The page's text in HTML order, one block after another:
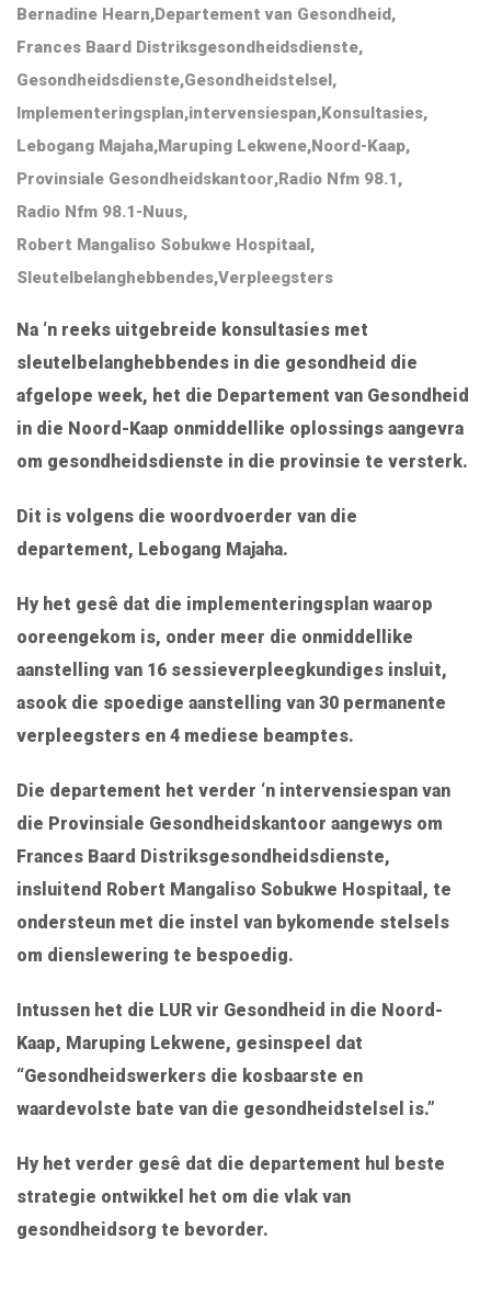
Bernadine Hearn,Departement van Gesondheid,
Frances Baard Distriksgesondheidsdienste,
Gesondheidsdienste,Gesondheidstelsel,
Implementeringsplan,intervensiespan,Konsultasies,
Lebogang Majaha,Maruping Lekwene,Noord-Kaap,
Provinsiale Gesondheidskantoor,Radio Nfm 98.1,
Radio Nfm 98.1-Nuus,
Robert Mangaliso Sobukwe Hospitaal,
Sleutelbelanghebbendes,Verpleegsters
Na ‘n reeks uitgebreide konsultasies met
sleutelbelanghebbendes in die gesondheid die
afgelope week, het die Departement van Gesondheid
in die Noord-Kaap onmiddellike oplossings aangevra
om gesondheidsdienste in die provinsie te versterk.
Dit is volgens die woordvoerder van die
departement, Lebogang Majaha.
Hy het gesê dat die implementeringsplan waarop
ooreengekom is, onder meer die onmiddellike
aanstelling van 16 sessieverpleegkundiges insluit,
asook die spoedige aanstelling van 30 permanente
verpleegsters en 4 mediese beamptes.
Die departement het verder ‘n intervensiespan van
die Provinsiale Gesondheidskantoor aangewys om
Frances Baard Distriksgesondheidsdienste,
insluitend Robert Mangaliso Sobukwe Hospitaal, te
ondersteun met die instel van bykomende stelsels
om dienslewering te bespoedig.
Intussen het die LUR vir Gesondheid in die Noord-
Kaap, Maruping Lekwene, gesinspeel dat
“Gesondheidswerkers die kosbaarste en
waardevolste bate van die gesondheidstelsel is.”
Hy het verder gesê dat die departement hul beste
strategie ontwikkel het om die vlak van
gesondheidsorg te bevorder.